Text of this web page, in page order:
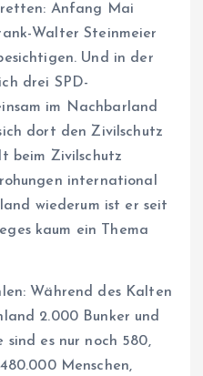
Anfang Mai
Walter Steinmeier
Und in der
drei SPD-
im Nachbarland
dort den Zivilschutz
beim Zivilschutz
international
wiederum ist er seit
kaum ein Thema
Während des Kalten
2.000 Bunker und
es nur noch 580,
Menschen,